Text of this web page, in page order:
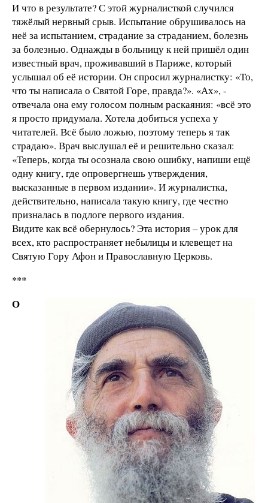
И что в результате? С этой журналисткой случился
тяжёлый нервный срыв. Испытание обрушивалось на
неё за испытанием, страдание за страданием, болезнь
за болезнью. Однажды в больницу к ней пришёл один
известный врач, проживавший в Париже, который
услышал об её истории. Он спросил журналистку: «То,
что ты написала о Святой Горе, правда?». «Ах», -
отвечала она ему голосом полным раскаяния: «всё это
я просто придумала. Хотела добиться успеха у
читателей. Всё было ложью, поэтому теперь я так
страдаю». Врач выслушал её и решительно сказал:
«Теперь, когда ты осознала свою ошибку, напиши ещё
одну книгу, где опровергнешь утверждения,
высказанные в первом издании». И журналистка,
действительно, написала такую книгу, где честно
призналась в подлоге первого издания.
Видите как всё обернулось? Эта история – урок для
всех, кто распространяет небылицы и клевещет на
Святую Гору Афон и Православную Церковь.
***
О